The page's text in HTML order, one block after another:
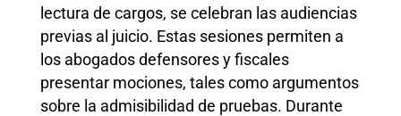
lectura de cargos, se celebran las audiencias
previas al juicio. Estas sesiones permiten a
los abogados defensores y fiscales
presentar mociones, tales como argumentos
sobre la admisibilidad de pruebas. Durante